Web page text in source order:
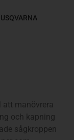
att manövrera
och kapning
sågkroppen